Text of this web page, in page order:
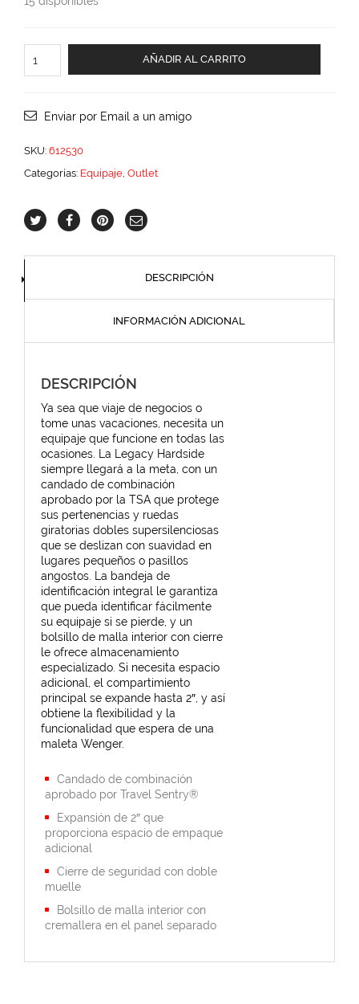
HS
-
Set
cantidad
AÑADIR AL CARRITO
Enviar por Email a un amigo
SKU: 612530
Categorías: Equipaje Outlet
DESCRIPCIÓN
INFORMACIÓN ADICIONAL
DESCRIPCIÓN
Ya sea que viaje de negocios o
tome unas vacaciones, necesita un
equipaje que funcione en todas las
ocasiones. La Legacy Hardside
siempre llegará a la meta, con un
candado de combinación
aprobado por la TSA que protege
sus pertenencias y ruedas
giratorias dobles supersilenciosas
que se deslizan con suavidad en
lugares pequeños o pasillos
angostos. La bandeja de
identificación integral le garantiza
que pueda identificar fácilmente
su equipaje si se pierde, y un
bolsillo de malla interior con cierre
le ofrece almacenamiento
especializado. Si necesita espacio
adicional, el compartimiento
principal se expande hasta 2″, y así
obtiene la flexibilidad y la
funcionalidad que espera de una
maleta Wenger.
Candado de combinación
aprobado por Travel Sentry®
Expansión de 2″ que
proporciona espacio de empaque
adicional
Cierre de seguridad con doble
muelle
Bolsillo de malla interior con
cremallera en el panel separado